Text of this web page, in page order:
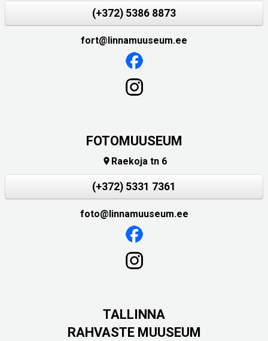
(+372) 5386 8873
fort@linnamuuseum.ee
FOTOMUUSEUM
 Raekoja tn 6
(+372) 5331 7361
foto@linnamuuseum.ee
TALLINNA
RAHVASTE MUUSEUM